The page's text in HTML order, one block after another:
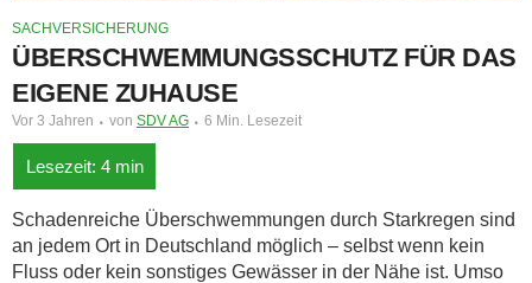
SACHVERSICHERUNG
ÜBERSCHWEMMUNGSSCHUTZ FÜR DAS
EIGENE ZUHAUSE
Vor 3 Jahren von SDV AG 6 Min. Lesezeit
Schadenreiche Überschwemmungen durch Starkregen sind
an jedem Ort in Deutschland möglich – selbst wenn kein
Fluss oder kein sonstiges Gewässer in der Nähe ist. Umso